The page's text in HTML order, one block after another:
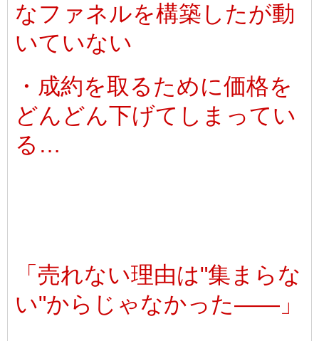
なファネルを構築したが動
いていない
・成約を取るために価格を
どんどん下げてしまってい
る…
「売れない理由は"集まらな
い"からじゃなかった――」